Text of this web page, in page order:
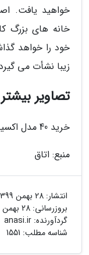
خواهید یافت.
خانه های بزرگ
خود را خواهد
زیبا نشأت می
تصاویر بیشتر
خرید 40 مدل اکسیدان با کیفیت مرغوب + قیمت مناسب
منبع: اتاق
انتشار: 28 بهمن 1399
بروزرسانی: 28 بهمن 1399
گردآورنده: anasi.ir
شناسه مطلب: 1551